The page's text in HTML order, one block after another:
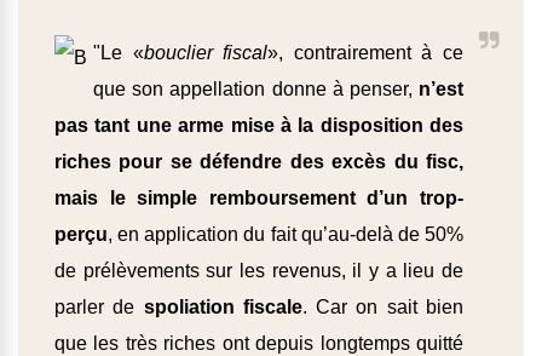
"Le «bouclier fiscal», contrairement à ce
que son appellation donne à penser, n’est
pas tant une arme mise à la disposition des
riches pour se défendre des excès du fisc,
mais le simple remboursement d’un trop-
perçu, en application du fait qu’au-delà de 50%
de prélèvements sur les revenus, il y a lieu de
parler de spoliation fiscale. Car on sait bien
que les très riches ont depuis longtemps quitté